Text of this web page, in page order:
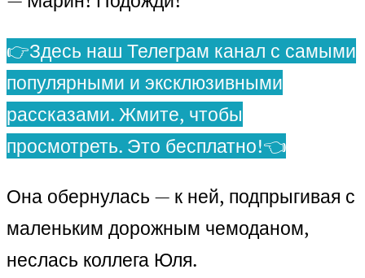
👉Здесь наш Телеграм канал с самыми
популярными и эксклюзивными
рассказами. Жмите, чтобы
просмотреть. Это бесплатно!👈
Она обернулась — к ней, подпрыгивая с
маленьким дорожным чемоданом,
неслась коллега Юля.